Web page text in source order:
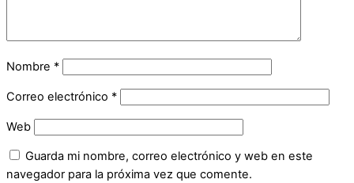
Nombre *
Correo electrónico *
Web
Guarda mi nombre, correo electrónico y web en este
navegador para la próxima vez que comente.